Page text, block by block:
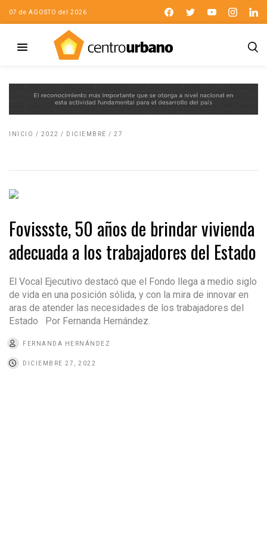
07 de AGOSTO del 2026
INICIO / 2022 / DICIEMBRE / 27
Fovissste, 50 años de brindar vivienda
adecuada a los trabajadores del Estado
El Vocal Ejecutivo destacó que el Fondo llega a medio siglo
de vida en una posición sólida, y con la mira de innovar en
aras de atender las necesidades de los trabajadores del
Estado Por Fernanda Hernández.
FERNANDA HERNÁNDEZ
DICIEMBRE 27, 2022